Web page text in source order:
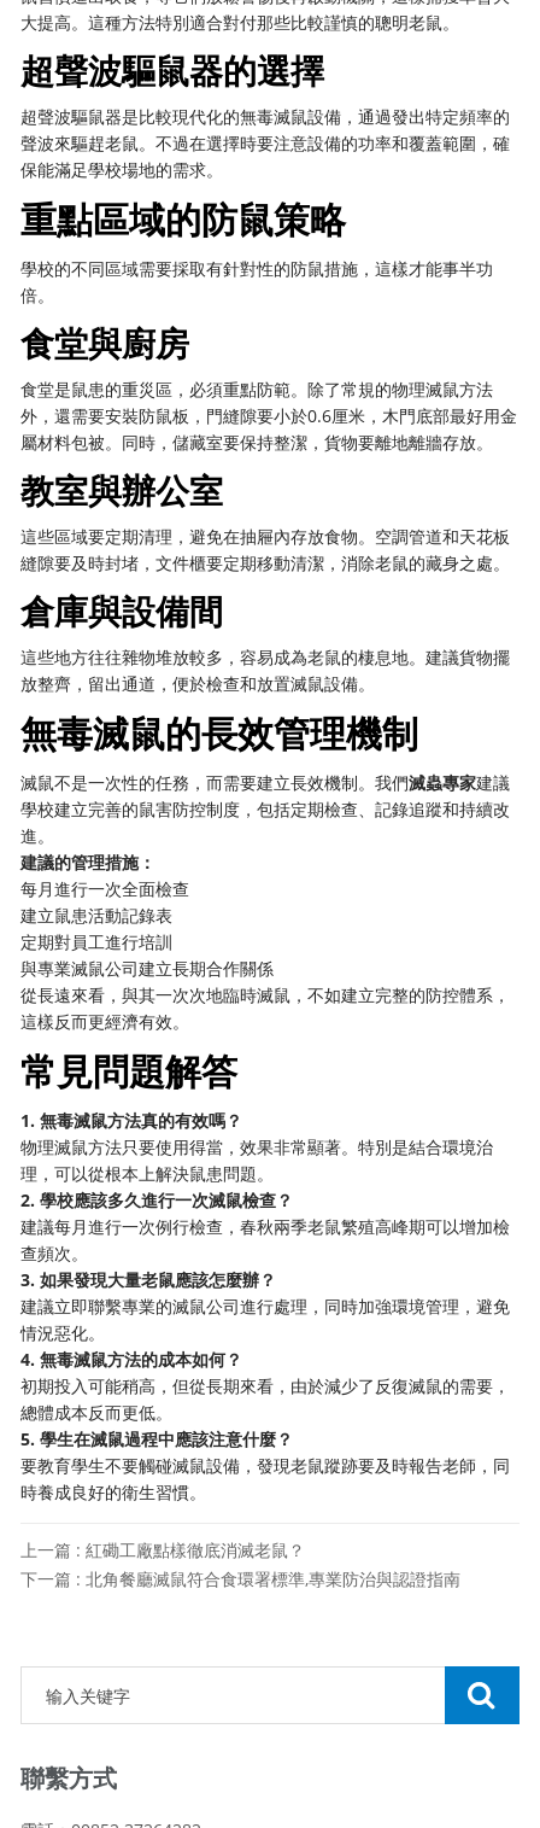
大提高。這種方法特別適合對付那些比較謹慎的聰明老鼠。
超聲波驅鼠器的選擇
超聲波驅鼠器是比較現代化的無毒滅鼠設備，通過發出特定頻率的
聲波來驅趕老鼠。不過在選擇時要注意設備的功率和覆蓋範圍，確
保能滿足學校場地的需求。
重點區域的防鼠策略
學校的不同區域需要採取有針對性的防鼠措施，這樣才能事半功
倍。
食堂與廚房
食堂是鼠患的重災區，必須重點防範。除了常規的物理滅鼠方法
外，還需要安裝防鼠板，門縫隙要小於0.6厘米，木門底部最好用金
屬材料包被。同時，儲藏室要保持整潔，貨物要離地離牆存放。
教室與辦公室
這些區域要定期清理，避免在抽屜內存放食物。空調管道和天花板
縫隙要及時封堵，文件櫃要定期移動清潔，消除老鼠的藏身之處。
倉庫與設備間
這些地方往往雜物堆放較多，容易成為老鼠的棲息地。建議貨物擺
放整齊，留出通道，便於檢查和放置滅鼠設備。
無毒滅鼠的長效管理機制
滅鼠不是一次性的任務，而需要建立長效機制。我們滅蟲專家建議
學校建立完善的鼠害防控制度，包括定期檢查、記錄追蹤和持續改
進。
建議的管理措施：
每月進行一次全面檢查
建立鼠患活動記錄表
定期對員工進行培訓
與專業滅鼠公司建立長期合作關係
從長遠來看，與其一次次地臨時滅鼠，不如建立完整的防控體系，
這樣反而更經濟有效。
常見問題解答
1. 無毒滅鼠方法真的有效嗎？
物理滅鼠方法只要使用得當，效果非常顯著。特別是結合環境治
理，可以從根本上解決鼠患問題。
2. 學校應該多久進行一次滅鼠檢查？
建議每月進行一次例行檢查，春秋兩季老鼠繁殖高峰期可以增加檢
查頻次。
3. 如果發現大量老鼠應該怎麼辦？
建議立即聯繫專業的滅鼠公司進行處理，同時加強環境管理，避免
情況惡化。
4. 無毒滅鼠方法的成本如何？
初期投入可能稍高，但從長期來看，由於減少了反復滅鼠的需要，
總體成本反而更低。
5. 學生在滅鼠過程中應該注意什麼？
要教育學生不要觸碰滅鼠設備，發現老鼠蹤跡要及時報告老師，同
時養成良好的衛生習慣。
上一篇 : 紅磡工廠點樣徹底消滅老鼠？
下一篇 : 北角餐廳滅鼠符合食環署標準,專業防治與認證指南
聯繫方式